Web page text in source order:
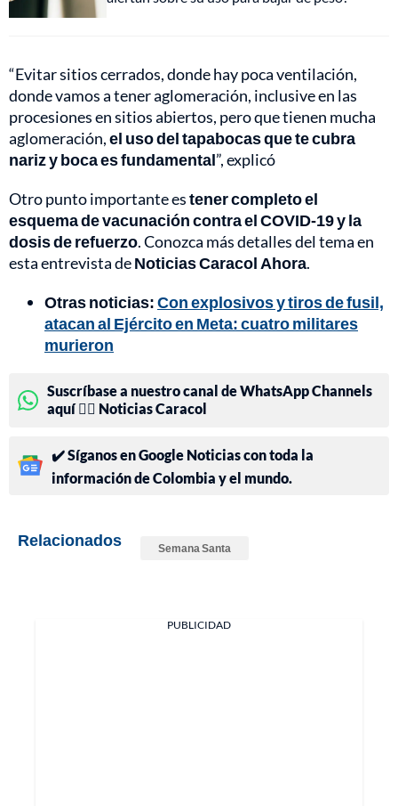
“Evitar sitios cerrados, donde hay poca ventilación,
donde vamos a tener aglomeración, inclusive en las
procesiones en sitios abiertos, pero que tienen mucha
aglomeración,el uso del tapabocas que te cubra
nariz y boca es fundamental”, explicó
Otro punto importante estener completo el
esquema de vacunación contra el COVID-19 y la
dosis de refuerzo. Conozca más detalles del tema en
esta entrevista deNoticias Caracol Ahora.
Otras noticias:Con explosivos y tiros de fusil,
atacan al Ejército en Meta: cuatro militares
murieron
Suscríbase a nuestro canal de WhatsApp Channels
aquí 👉🏻 Noticias Caracol
✔️ Síganos en Google Noticias con toda la
información de Colombia y el mundo.
Relacionados Semana Santa
PUBLICIDAD